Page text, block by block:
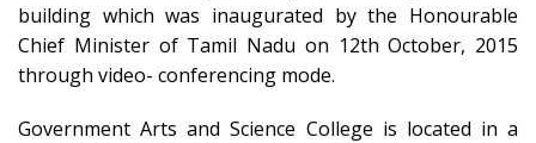
building which was inaugurated by the Honourable
Chief Minister of Tamil Nadu on 12th October, 2015
through video- conferencing mode.
Government Arts and Science College is located in a